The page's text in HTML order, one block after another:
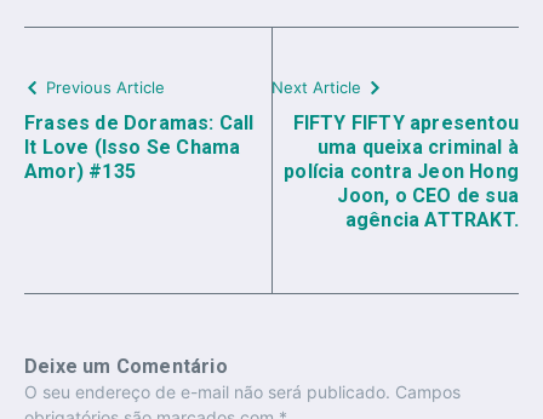
Previous Article
Frases de Doramas: Call
It Love (Isso Se Chama
Amor) #135
Next Article
FIFTY FIFTY apresentou
uma queixa criminal à
polícia contra Jeon Hong
Joon, o CEO de sua
agência ATTRAKT.
Deixe um Comentário
O seu endereço de e-mail não será publicado. Campos